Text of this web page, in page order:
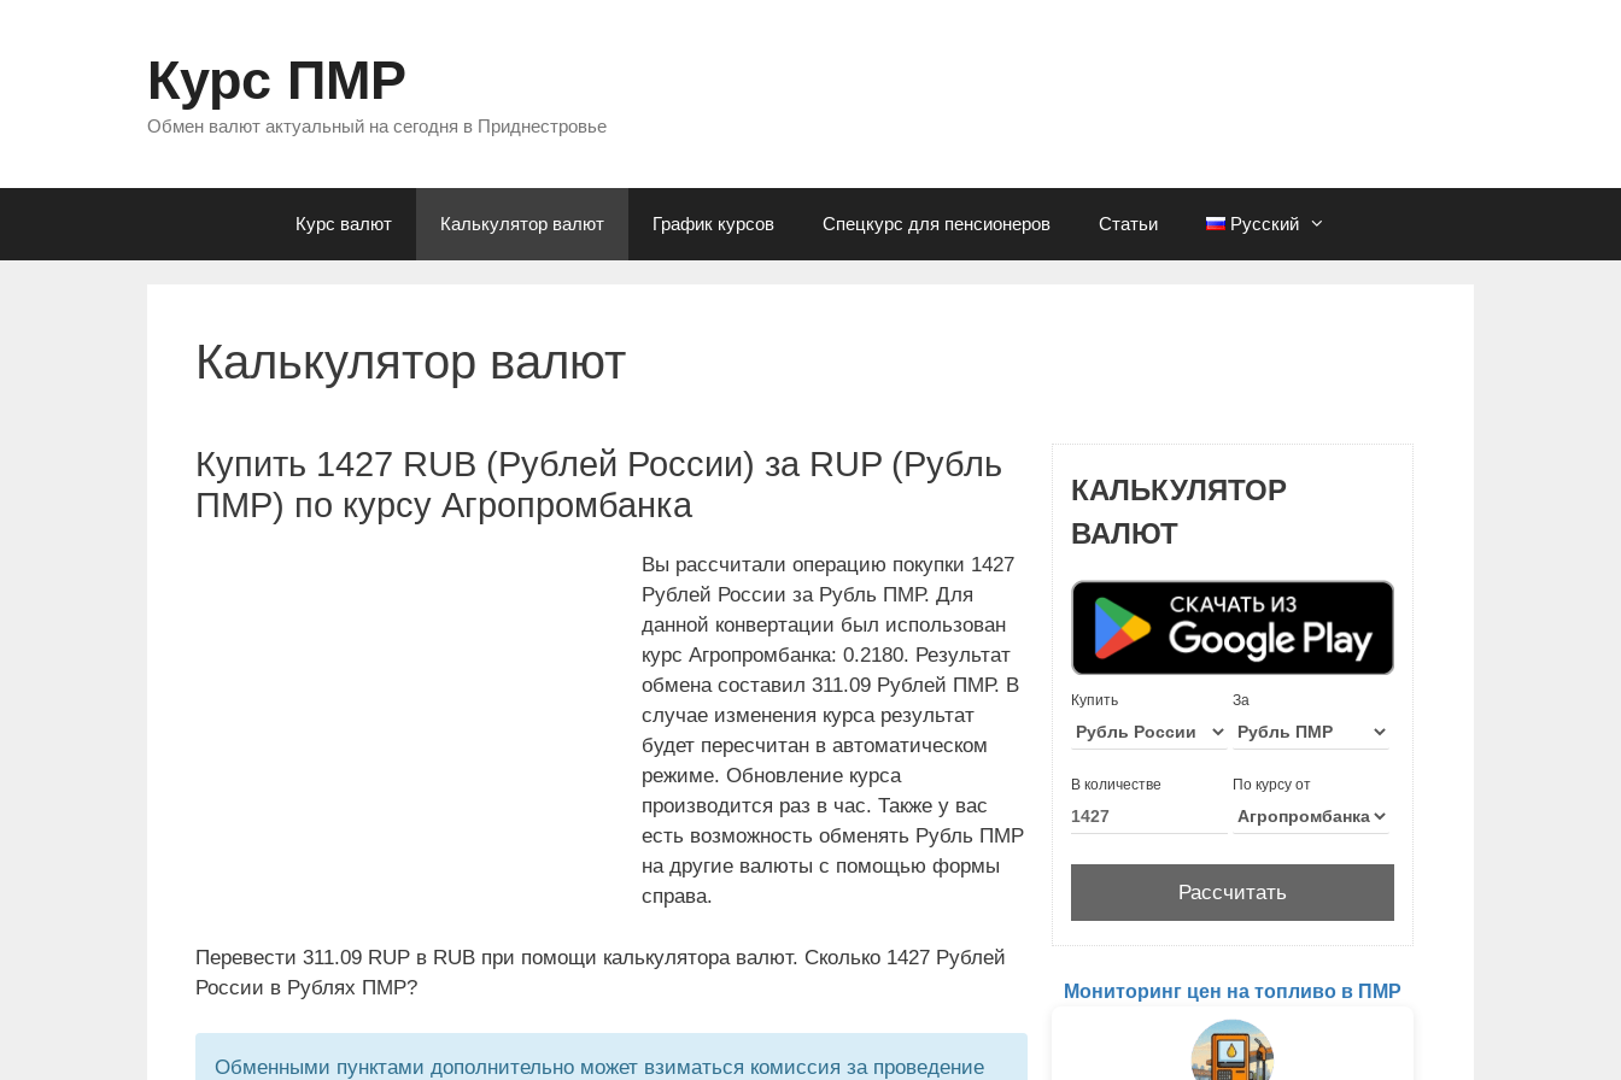
Курс ПМР
Обмен валют актуальный на сегодня в Приднестровье
Курс валют Калькулятор валют График курсов Спецкурс для пенсионеров Статьи Русский
Калькулятор валют
Купить 1427 RUB (Рублей России) за RUP (Рубль
ПМР) по курсу Агропромбанка
Вы рассчитали операцию покупки 1427
Рублей России за Рубль ПМР. Для
данной конвертации был использован
курс Агропромбанка: 0.2180. Результат
обмена составил 311.09 Рублей ПМР. В
случае изменения курса результат
будет пересчитан в автоматическом
режиме. Обновление курса
производится раз в час. Также у вас
есть возможность обменять Рубль ПМР
на другие валюты с помощью формы
справа.
Перевести 311.09 RUP в RUB при помощи калькулятора валют. Сколько 1427 Рублей
России в Рублях ПМР?
Обменными пунктами дополнительно может взиматься комиссия за проведение
КАЛЬКУЛЯТОР
ВАЛЮТ
Купить За
В количестве По курсу от
Мониторинг цен на топливо в ПМР